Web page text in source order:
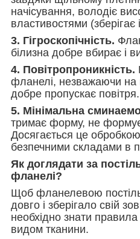
начісування, володіє
властивостями (зберігає
3. Гігроскопічність.
білизна добре вбирає і
4. Повітропроникність.
фланелі, незважаючи на
добре пропускає повітря.
5. Мінімальна
тримає форму, не
Досягається це
безпечними складами в
Як доглядати за
фланелі?
Щоб фланелевою
довго і зберігало свій
необхідно знати
видом тканини.